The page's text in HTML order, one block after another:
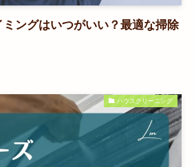
ングはいつがいい？最適な掃除
ハウスクリーニング